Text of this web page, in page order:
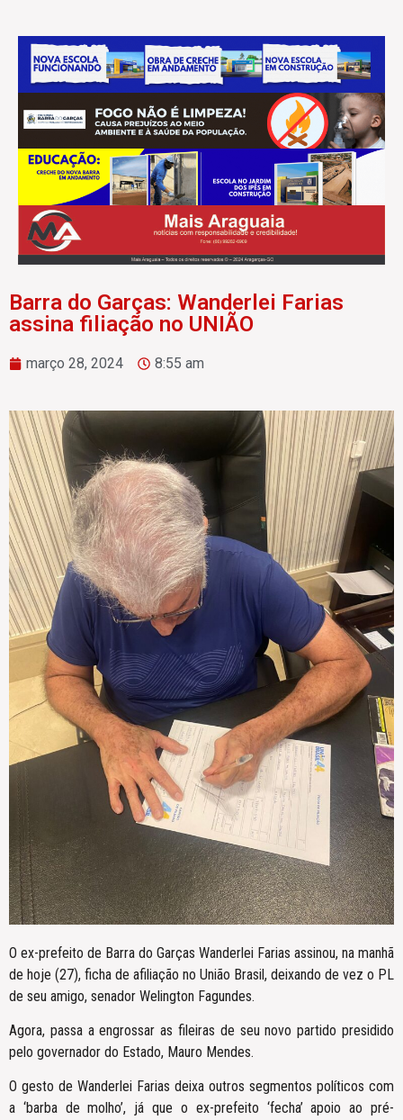
Barra do Garças: Wanderlei Farias
assina filiação no UNIÃO
março 28, 2024 8:55 am
O ex-prefeito de Barra do Garças Wanderlei Farias assinou, na manhã
de hoje (27), ficha de afiliação no União Brasil, deixando de vez o PL
de seu amigo, senador Welington Fagundes.
Agora, passa a engrossar as fileiras de seu novo partido presidido
pelo governador do Estado, Mauro Mendes.
O gesto de Wanderlei Farias deixa outros segmentos políticos com
a ‘barba de molho’, já que o ex-prefeito ‘fecha’ apoio ao pré-